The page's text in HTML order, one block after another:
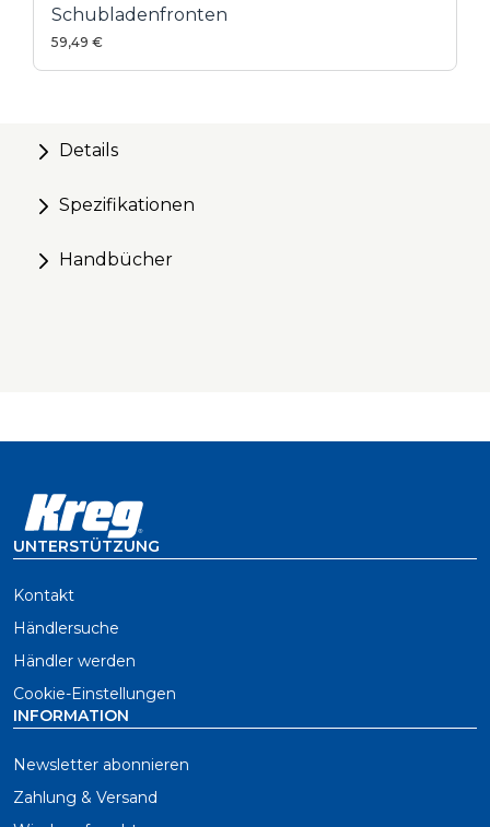
Schubladenfronten
59,49 €
Details
Spezifikationen
Handbücher
UNTERSTÜTZUNG
Kontakt
Händlersuche
Händler werden
Cookie-Einstellungen
INFORMATION
Newsletter abonnieren
Zahlung & Versand